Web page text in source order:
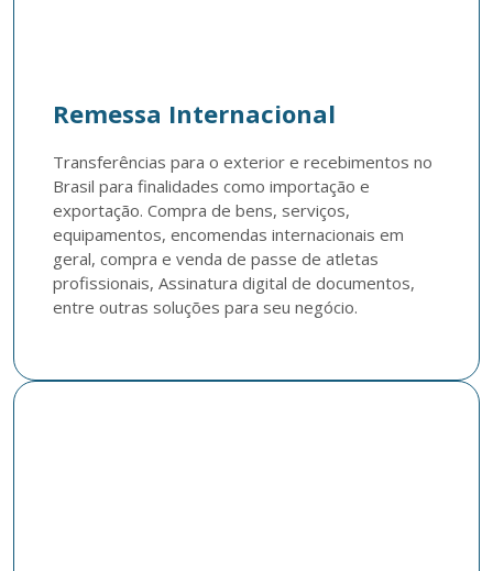
Remessa Internacional
Transferências para o exterior e recebimentos no
Brasil para finalidades como importação e
exportação. Compra de bens, serviços,
equipamentos, encomendas internacionais em
geral, compra e venda de passe de atletas
profissionais, Assinatura digital de documentos,
entre outras soluções para seu negócio.